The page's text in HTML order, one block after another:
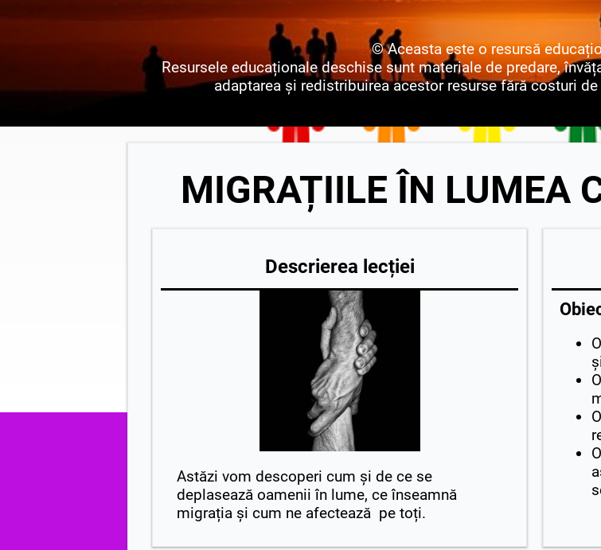
© Aceasta este o resursă
Resursele educaționale deschise sunt materiale de predare,
adaptarea și redistribuirea acestor resurse fără costuri
MIGRAȚIILE ÎN LUMEA
Descrierea lecției
Astăzi vom descoperi cum și de ce se
deplasează oamenii în lume, ce înseamnă
migrația și cum ne afectează pe toți.